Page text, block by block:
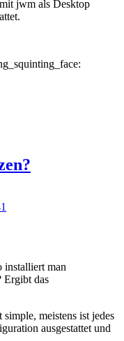
jwm als Desktop
installiert man
Ergibt das
meistens ist jedes
ausgestattet und